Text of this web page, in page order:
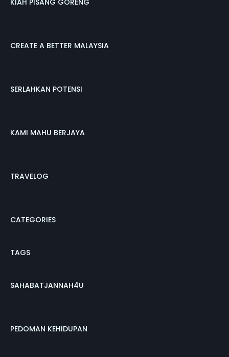
KIAH PISANG GORENG
CREATE A BETTER MALAYSIA
SERLAHKAN POTENSI
KAMI MAHU BERJAYA
TRAVELOG
CATEGORIES
TAGS
SAHABATJANNAH4U
PEDOMAN KEHIDUPAN